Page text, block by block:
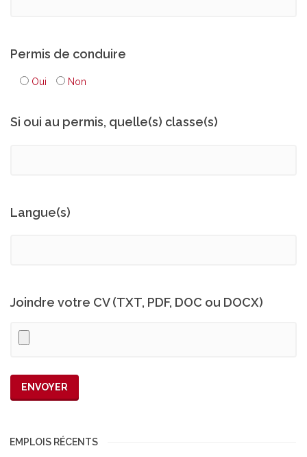
Permis de conduire
Oui Non
Si oui au permis, quelle(s) classe(s)
Langue(s)
Joindre votre CV (TXT, PDF, DOC ou DOCX)
EMPLOIS RÉCENTS